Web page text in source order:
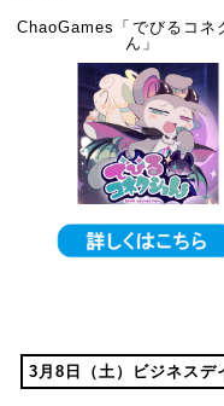
ChaoGames「でびるコネ
ん」
3月8日（土）ビジネスデ